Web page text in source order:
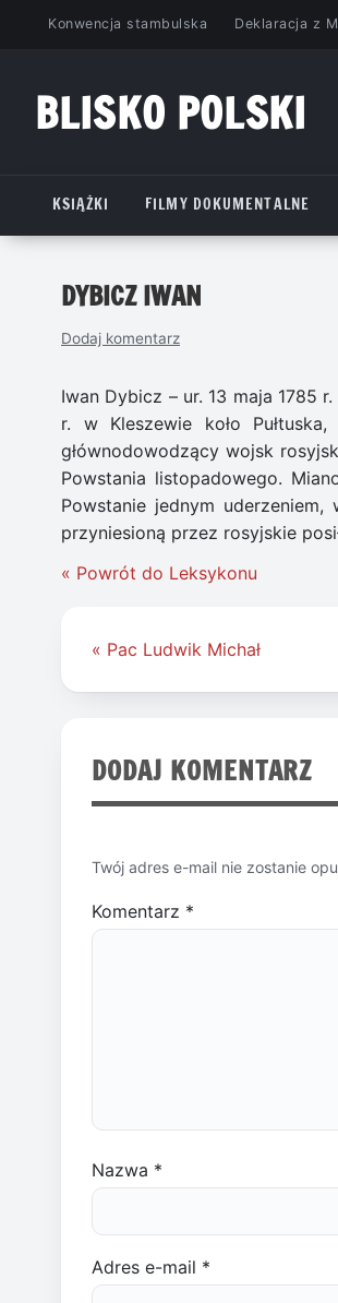
PrzejdźKonwencja stambulska Deklaracja z
BLISKO POLSKI
KSIĄŻKI
FILMY DOKUMENTALNE
DYBICZ IWAN
Dodaj komentarz
Iwan Dybicz – ur. 13 maja 1785
r. w Kleszewie koło
głównodowodzący wojsk
Powstania listopadowego.
Powstanie jednym uderzeniem,
przyniesioną przez rosyjskie
« Powrót do Leksykonu
Nawigacja
« Pac Ludwik Michał
DODAJ KOMENTARZ
Twój adres e-mail nie zostanie
Komentarz *
Nazwa *
Adres e-mail *